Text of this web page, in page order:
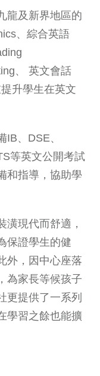
龍及新界地區的
、綜合英語
、 英文會話
升學生在英文
、DSE、
等英文公開考試
和指導，協助學
潢現代而舒適，
保證學生的健
外，因中心座落
為家長等候孩子
更提供了一系列
學習之餘也能擴